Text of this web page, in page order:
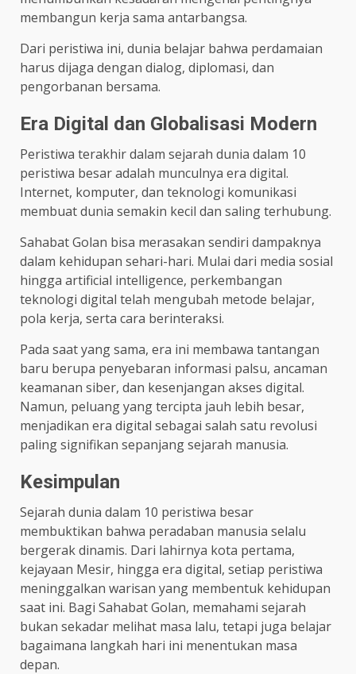
membangun kerja sama antarbangsa.
Dari peristiwa ini, dunia belajar bahwa perdamaian
harus dijaga dengan dialog, diplomasi, dan
pengorbanan bersama.
Era Digital dan Globalisasi Modern
Peristiwa terakhir dalam sejarah dunia dalam 10
peristiwa besar adalah munculnya era digital.
Internet, komputer, dan teknologi komunikasi
membuat dunia semakin kecil dan saling terhubung.
Sahabat Golan bisa merasakan sendiri dampaknya
dalam kehidupan sehari-hari. Mulai dari media sosial
hingga artificial intelligence, perkembangan
teknologi digital telah mengubah metode belajar,
pola kerja, serta cara berinteraksi.
Pada saat yang sama, era ini membawa tantangan
baru berupa penyebaran informasi palsu, ancaman
keamanan siber, dan kesenjangan akses digital.
Namun, peluang yang tercipta jauh lebih besar,
menjadikan era digital sebagai salah satu revolusi
paling signifikan sepanjang sejarah manusia.
Kesimpulan
Sejarah dunia dalam 10 peristiwa besar
membuktikan bahwa peradaban manusia selalu
bergerak dinamis. Dari lahirnya kota pertama,
kejayaan Mesir, hingga era digital, setiap peristiwa
meninggalkan warisan yang membentuk kehidupan
saat ini. Bagi Sahabat Golan, memahami sejarah
bukan sekadar melihat masa lalu, tetapi juga belajar
bagaimana langkah hari ini menentukan masa
depan.